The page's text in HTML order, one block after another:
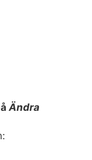
Ändra